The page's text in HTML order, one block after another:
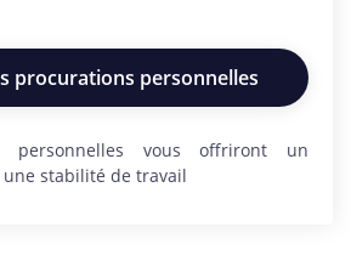
procurations personnelles
personnelles vous offriront un
stabilité de travail